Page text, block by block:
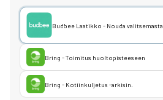
Budbee Laatikko - Nouda
Bring - Toimitus huoltopisteeseen
Bring - Kotiinkuljetus -arkisin.